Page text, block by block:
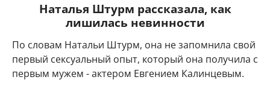
Наталья Штурм рассказала, как
лишилась невинности
По словам Натальи Штурм, она не запомнила свой
первый сексуальный опыт, который она получила с
первым мужем - актером Евгением Калинцевым.